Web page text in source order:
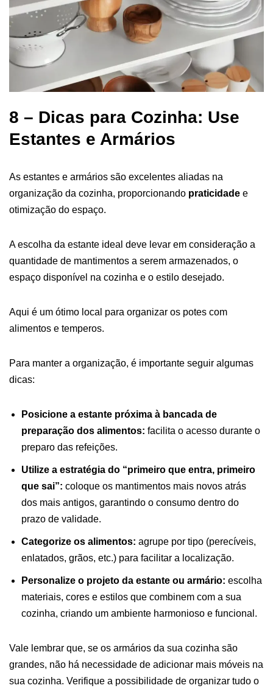
8 – Dicas para Cozinha: Use
Estantes e Armários
As estantes e armários são excelentes aliadas na
organização da cozinha, proporcionando praticidade e
otimização do espaço.
A escolha da estante ideal deve levar em consideração a
quantidade de mantimentos a serem armazenados, o
espaço disponível na cozinha e o estilo desejado.
Aqui é um ótimo local para organizar os potes com
alimentos e temperos.
Para manter a organização, é importante seguir algumas
dicas:
Posicione a estante próxima à bancada de
preparação dos alimentos: facilita o acesso durante o
preparo das refeições.
Utilize a estratégia do “primeiro que entra, primeiro
que sai”: coloque os mantimentos mais novos atrás
dos mais antigos, garantindo o consumo dentro do
prazo de validade.
Categorize os alimentos: agrupe por tipo (perecíveis,
enlatados, grãos, etc.) para facilitar a localização.
Personalize o projeto da estante ou armário: escolha
materiais, cores e estilos que combinem com a sua
cozinha, criando um ambiente harmonioso e funcional.
Vale lembrar que, se os armários da sua cozinha são
grandes, não há necessidade de adicionar mais móveis na
sua cozinha. Verifique a possibilidade de organizar tudo o